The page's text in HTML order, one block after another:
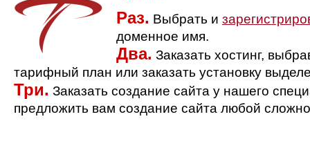
Раз. Выбрать и
доменное имя.
Два. Заказать хостинг,
тарифный план или заказать установку
Три. Заказать создание сайта у нашего
предложить вам создание сайта любой